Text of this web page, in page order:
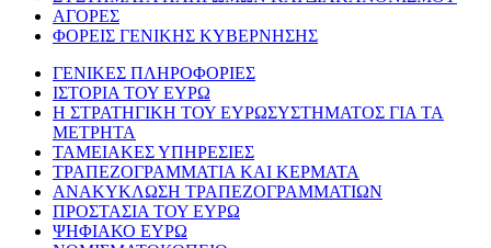
ΑΓΟΡΕΣ
ΦΟΡΕΙΣ ΓΕΝΙΚΗΣ ΚΥΒΕΡΝΗΣΗΣ
ΓΕΝΙΚΕΣ ΠΛΗΡΟΦΟΡΙΕΣ
ΙΣΤΟΡΙΑ ΤΟΥ ΕΥΡΩ
Η ΣΤΡΑΤΗΓΙΚΗ ΤΟΥ ΕΥΡΩΣΥΣΤΗΜΑΤΟΣ ΓΙΑ ΤΑ
ΜΕΤΡΗΤΑ
ΤΑΜΕΙΑΚΕΣ ΥΠΗΡΕΣΙΕΣ
ΤΡΑΠΕΖΟΓΡΑΜΜΑΤΙΑ ΚΑΙ ΚΕΡΜΑΤΑ
ΑΝΑΚΥΚΛΩΣΗ ΤΡΑΠΕΖΟΓΡΑΜΜΑΤΙΩΝ
ΠΡΟΣΤΑΣΙΑ ΤΟΥ ΕΥΡΩ
ΨΗΦΙΑΚΟ ΕΥΡΩ